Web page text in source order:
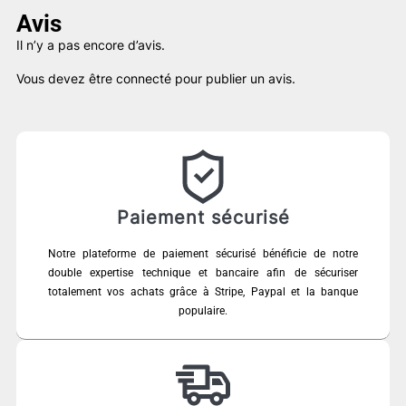
Avis
Il n’y a pas encore d’avis.
Vous devez être connecté pour publier un avis.
Paiement sécurisé
Notre plateforme de paiement sécurisé bénéficie de notre
double expertise technique et bancaire afin de sécuriser
totalement vos achats grâce à Stripe, Paypal et la banque
populaire.